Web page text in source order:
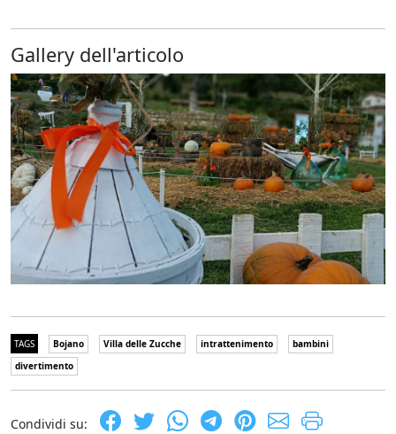
Gallery dell'articolo
TAGS Bojano Villa delle Zucche intrattenimento
bambini
divertimento
Condividi su: